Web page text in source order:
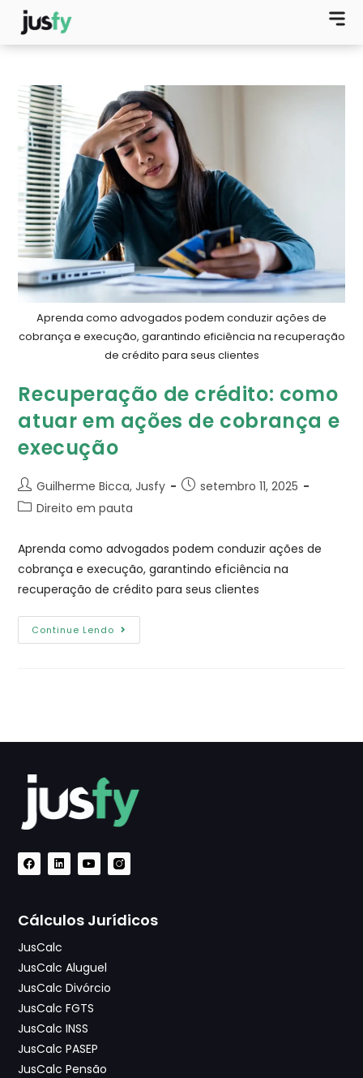
Aprenda como advogados podem conduzir ações de
cobrança e execução, garantindo eficiência na recuperação
de crédito para seus clientes
Recuperação de crédito: como
atuar em ações de cobrança e
execução
Guilherme Bicca, Jusfy
setembro 11, 2025
Direito em pauta
Aprenda como advogados podem conduzir ações de
cobrança e execução, garantindo eficiência na
recuperação de crédito para seus clientes
Continue Lendo
Cálculos Jurídicos
JusCalc
JusCalc Aluguel
JusCalc Divórcio
JusCalc FGTS
JusCalc INSS
JusCalc PASEP
JusCalc Pensão